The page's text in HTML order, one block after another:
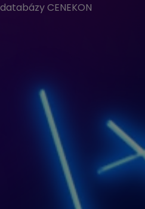
databázy CENEKON